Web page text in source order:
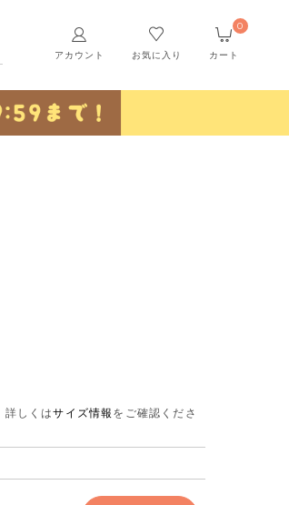
アカウント お気に入り カート
0
詳しくはサイズ情報 をご確認くださ